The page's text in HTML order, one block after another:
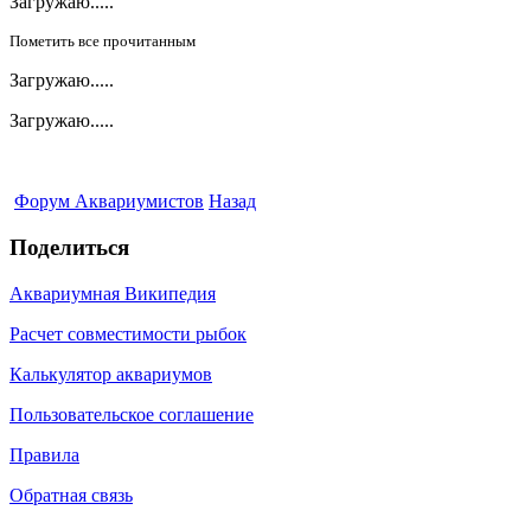
Пометить все прочитанным
Загружаю.....
Загружаю.....
Форум Аквариумистов Назад
Поделиться
Аквариумная Википедия
Расчет совместимости рыбок
Калькулятор аквариумов
Пользовательское соглашение
Правила
Обратная связь